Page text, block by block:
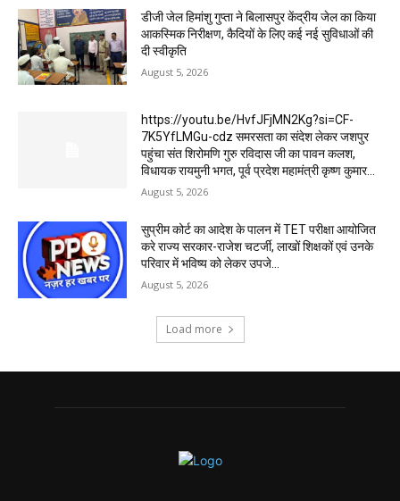
डीजी जेल हिमांशु गुप्ता ने बिलासपुर केंद्रीय जेल का किया
आकस्मिक निरीक्षण, कैदियों के लिए कई नई सुविधाओं की
दी स्वीकृति
August 5, 2026
https://youtu.be/HvfJFjMN2Kg?si=CF-
7K5YfLMGu-cdz समरसता का संदेश लेकर जशपुर
पहुंचा संत शिरोमणि गुरु रविदास जी का पावन कलश,
विधायक रायमुनी भगत, पूर्व प्रदेश महामंत्री कृष्ण कुमार...
August 5, 2026
सुप्रीम कोर्ट का आदेश के पालन में TET परीक्षा आयोजित
करे राज्य सरकार-राजेश चटर्जी, लाखों शिक्षकों एवं उनके
परिवार में भविष्य को लेकर उपजे...
August 5, 2026
Load more